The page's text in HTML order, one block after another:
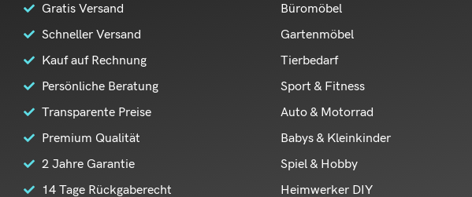
Gratis Versand
Schneller Versand
Kauf auf Rechnung
Persönliche Beratung
Transparente Preise
Premium Qualität
2 Jahre Garantie
14 Tage Rückgaberecht
Büromöbel
Gartenmöbel
Tierbedarf
Sport & Fitness
Auto & Motorrad
Babys & Kleinkinder
Spiel & Hobby
Heimwerker DIY